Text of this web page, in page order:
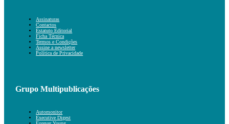
Assinaturas
Contactos
Estatuto Editorial
Ficha Técnica
Termos e Condições
Assine a newsletter
Política de Privacidade
Grupo Multipublicações
Automonitor
Executive Digest